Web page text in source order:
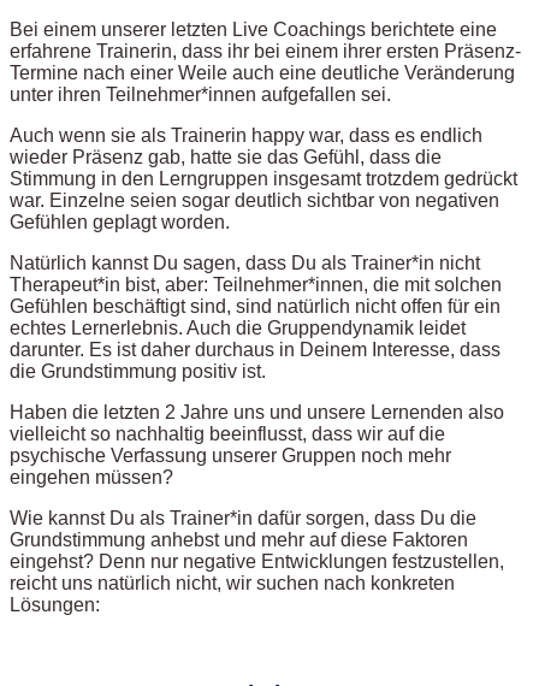
Bei einem unserer letzten Live Coachings berichtete eine
erfahrene Trainerin, dass ihr bei einem ihrer ersten Präsenz-
Termine nach einer Weile auch eine deutliche Veränderung
unter ihren Teilnehmer*innen aufgefallen sei.
Auch wenn sie als Trainerin happy war, dass es endlich
wieder Präsenz gab, hatte sie das Gefühl, dass die
Stimmung in den Lerngruppen insgesamt trotzdem gedrückt
war. Einzelne seien sogar deutlich sichtbar von negativen
Gefühlen geplagt worden.
Natürlich kannst Du sagen, dass Du als Trainer*in nicht
Therapeut*in bist, aber: Teilnehmer*innen, die mit solchen
Gefühlen beschäftigt sind, sind natürlich nicht offen für ein
echtes Lernerlebnis. Auch die Gruppendynamik leidet
darunter. Es ist daher durchaus in Deinem Interesse, dass
die Grundstimmung positiv ist.
Haben die letzten 2 Jahre uns und unsere Lernenden also
vielleicht so nachhaltig beeinflusst, dass wir auf die
psychische Verfassung unserer Gruppen noch mehr
eingehen müssen?
Wie kannst Du als Trainer*in dafür sorgen, dass Du die
Grundstimmung anhebst und mehr auf diese Faktoren
eingehst? Denn nur negative Entwicklungen festzustellen,
reicht uns natürlich nicht, wir suchen nach konkreten
Lösungen: